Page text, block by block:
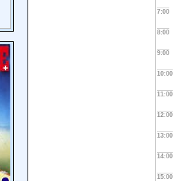
7:00
8:00
9:00
10:00
11:00
12:00
13:00
14:00
15:00